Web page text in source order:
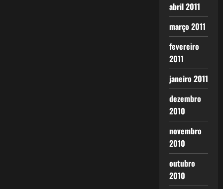
abril 2011
março 2011
fevereiro
2011
janeiro 2011
dezembro
2010
novembro
2010
outubro
2010